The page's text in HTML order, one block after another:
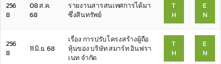
256
8
08 ส.ค.
68
รายงานสารสนเทศการได้มา
ซึ่งสินทรัพย์
T
H
E
N
256
8
11 มิ.ย. 68
เรื่อง การปรับโครงสร้างผู้ถือ
หุ้นของ บริษัท สมาร์ท อินฟรา
เนท จำกัด
T
H
E
N